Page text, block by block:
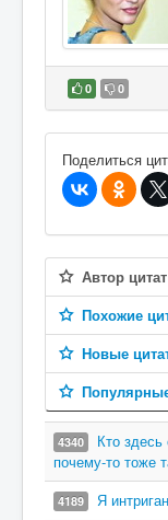
0 0
В избранное
Поделиться
Автор цитат
Похожие
Новые
4340
Кто
почему-то тоже
4189 Я